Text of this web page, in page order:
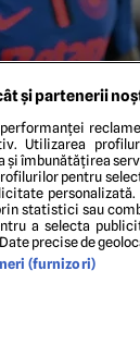
și partenerii
Utilizarea
și îmbunătățirea
pentru
statistici sau
a selecta
precise de
(furnizori)